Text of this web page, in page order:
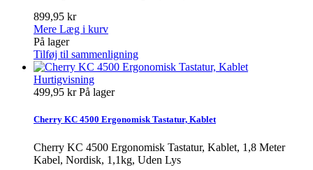
899,95 kr
Mere Læg i kurv
På lager
Tilføj til sammenligning
Hurtigvisning
499,95 krPå lager
Cherry KC 4500 Ergonomisk Tastatur, Kablet
Cherry KC 4500 Ergonomisk Tastatur, Kablet, 1,8 Meter
Kabel, Nordisk, 1,1kg, Uden Lys